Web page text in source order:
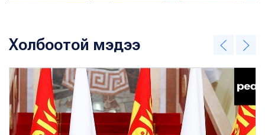
Холбоотой мэдээ